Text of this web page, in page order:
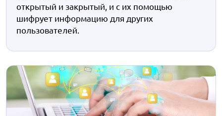
открытый и закрытый, и с их помощью
шифрует информацию для других
пользователей.